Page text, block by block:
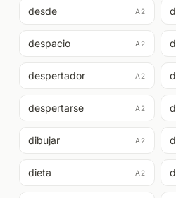
desde A2
despacio A2
despertador A2
despertarse A2
dibujar A2
dieta A2